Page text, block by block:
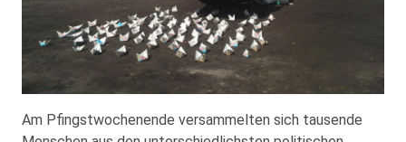
Am Pfingstwochenende versammelten sich tausende